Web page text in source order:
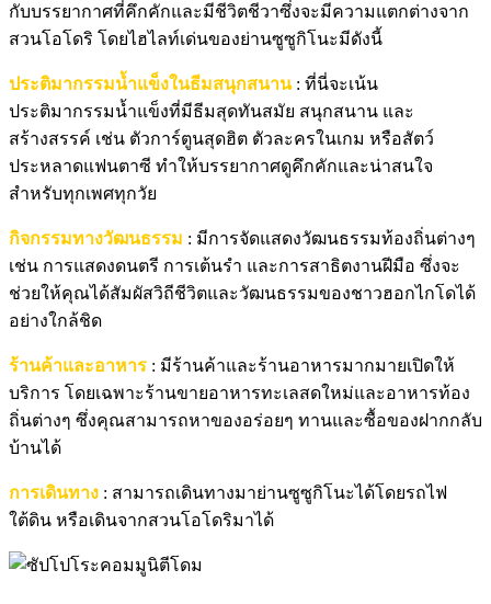
กับบรรยากาศที่คึกคักและมีชีวิตชีวาซึ่งจะมีความแตกต่างจาก
สวนโอโดริ โดยไฮไลท์เด่นของย่านซูซูกิโนะมีดังนี้
ประติมากรรมน้ำแข็งในธีมสนุกสนาน: ที่นี่จะเน้น
ประติมากรรมน้ำแข็งที่มีธีมสุดทันสมัย สนุกสนาน และ
สร้างสรรค์ เช่น ตัวการ์ตูนสุดฮิต ตัวละครในเกม หรือสัตว์
ประหลาดแฟนตาซี ทำให้บรรยากาศดูคึกคักและน่าสนใจ
สำหรับทุกเพศทุกวัย
กิจกรรมทางวัฒนธรรม : มีการจัดแสดงวัฒนธรรมท้องถิ่นต่างๆ
เช่น การแสดงดนตรี การเต้นรำ และการสาธิตงานฝีมือ ซึ่งจะ
ช่วยให้คุณได้สัมผัสวิถีชีวิตและวัฒนธรรมของชาวฮอกไกโดได้
อย่างใกล้ชิด
ร้านค้าและอาหาร : มีร้านค้าและร้านอาหารมากมายเปิดให้
บริการ โดยเฉพาะร้านขายอาหารทะเลสดใหม่และอาหารท้อง
ถิ่นต่างๆ ซึ่งคุณสามารถหาของอร่อยๆ ทานและซื้อของฝากกลับ
บ้านได้
การเดินทาง : สามารถเดินทางมาย่านซูซูกิโนะได้โดยรถไฟ
ใต้ดิน หรือเดินจากสวนโอโดริมาได้